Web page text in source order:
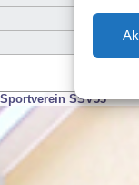
SSV53